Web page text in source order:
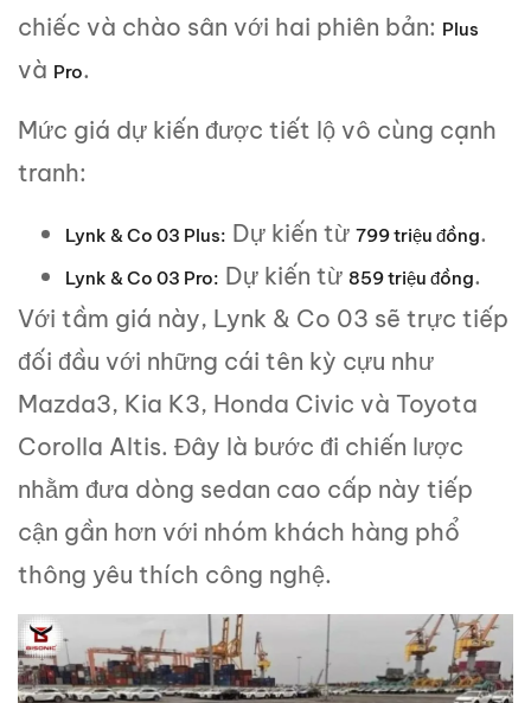
chiếc và chào sân với hai phiên bản: Plus
và Pro.
Mức giá dự kiến được tiết lộ vô cùng cạnh
tranh:
Lynk & Co 03 Plus: Dự kiến từ 799 triệu đồng.
Lynk & Co 03 Pro: Dự kiến từ 859 triệu đồng.
Với tầm giá này, Lynk & Co 03 sẽ trực tiếp
đối đầu với những cái tên kỳ cựu như
Mazda3, Kia K3, Honda Civic và Toyota
Corolla Altis. Đây là bước đi chiến lược
nhằm đưa dòng sedan cao cấp này tiếp
cận gần hơn với nhóm khách hàng phổ
thông yêu thích công nghệ.